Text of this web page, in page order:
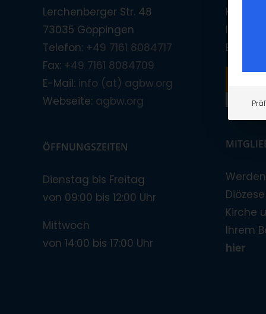
Lerchenberger Str. 48
73035 Göppingen
Telefon: +49 7161 8084717
Fax: +49 7161 8084709
E-Mail: info (at) agbw.org
Webseite: agbw.org
ÖFFNUNGSZEITEN
Dienstag bis Freitag
von 09:00 bis 12:00 Uhr
Mittwoch
von 14:00 bis 17:00 Uhr
IBAN:
BIC-/
Kirche
Ihrem
hier